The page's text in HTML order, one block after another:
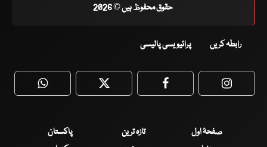
حقوق محفوظ ہیں © 2026
رابطہ کریں پرائیویسی پالیسی
WhatsApp Twitter Facebook
صفحۂ اول تازہ ترین
پاکستان